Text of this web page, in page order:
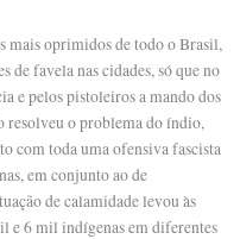
mais oprimidos de todo o Brasil,
de favela nas cidades, só que no
e pelos pistoleiros a mando dos
resolveu o problema do índio,
com toda uma ofensiva fascista
em conjunto ao de
de calamidade levou às
e 6 mil indígenas em diferentes